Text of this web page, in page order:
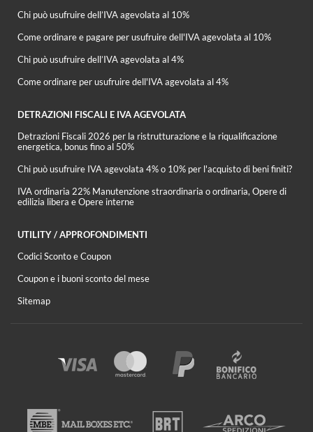
Chi può usufruire dell’IVA agevolata al 10%
Come ordinare e pagare per usufruire dell'IVA agevolata al 10%
Chi può usufruire dell’IVA agevolata al 4%
Come ordinare per usufruire dell'IVA agevolata al 4%
DETRAZIONI FISCALI E IVA AGEVOLATA
Detrazioni Fiscali 2026 per la ristrutturazione e la riqualificazione
energetica, bonus fino al 50%
Chi può usufruire IVA agevolata 4% o 10% per l'acquisto di beni finiti?
IVA ordinaria 22% Manutenzione straordinaria o ordinaria, Opere di
edilizia libera e Opere interne
UTILITY / APPROFONDIMENTI
Codici Sconto e Coupon
Coupon e i buoni sconto del mese
Sitemap